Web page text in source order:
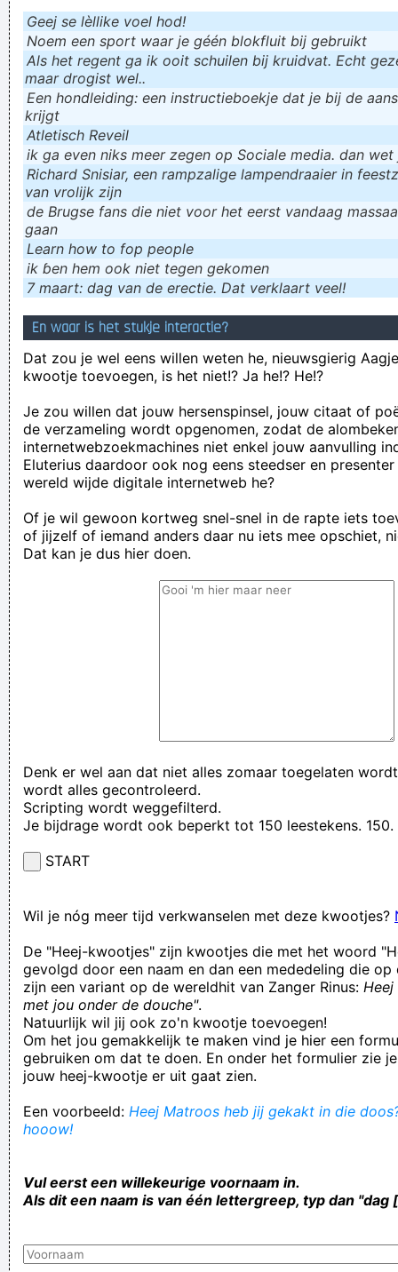
Geej se lèllike voel hod!
Noem een sport waar je géén blokfluit bij gebruikt
Als het regent ga ik ooit schuilen bij kruidvat. Echt
maar drogist wel..
Een hondleiding: een instructieboekje dat je bij de
krijgt
Atletisch Reveil
ik ga even niks meer zegen op Sociale media. dan
Richard Snisiar, een rampzalige lampendraaier in
van vrolijk zijn
de Brugse fans die niet voor het eerst vandaag
gaan
Learn how to fop people
ik ɓen hem ook niet tegen gekomen
7 maart: dag van de erectie. Dat verklaart veel!
En waar is het stukje interactie?
Dat zou je wel eens willen weten he, nieuwsgierig
kwootje toevoegen, is het niet!? Ja he!? He!?
Je zou willen dat jouw hersenspinsel, jouw citaat of
de verzameling wordt opgenomen, zodat de
internetwebzoekmachines niet enkel jouw aanvulling
Eluterius daardoor ook nog eens steedser en
wereld wijde digitale internetweb he?
Of je wil gewoon kortweg snel-snel in de rapte iets
of jijzelf of iemand anders daar nu iets mee opschiet,
Dat kan je dus hier doen.
Denk er wel aan dat niet alles zomaar toegelaten
wordt alles gecontroleerd.
Scripting wordt weggefilterd.
Je bijdrage wordt ook beperkt tot 150 leestekens. 150.
START
Wil je nóg meer tijd verkwanselen met deze kwootjes?
De "Heej-kwootjes" zijn kwootjes die met het woord
gevolgd door een naam en dan een mededeling die op
zijn een variant op de wereldhit van Zanger Rinus:
met jou onder de douche".
Natuurlijk wil jij ook zo'n kwootje toevoegen!
Om het jou gemakkelijk te maken vind je hier een
gebruiken om dat te doen. En onder het formulier zie
jouw heej-kwootje er uit gaat zien.
Een voorbeeld: Heej Matroos heb jij gekakt in die
hooow!
Vul eerst een willekeurige voornaam in.
Als dit een naam is van één lettergreep, typ dan "dag